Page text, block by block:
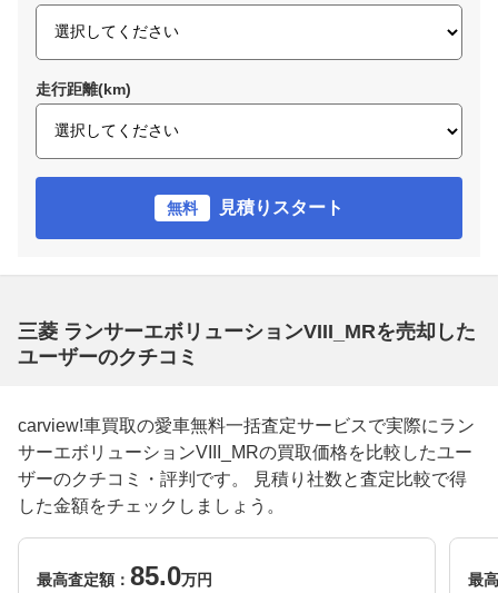
走行距離(km)
無料 見積りスタート
三菱 ランサーエボリューションVIII_MRを売却した
ユーザーのクチコミ
carview!車買取の愛車無料一括査定サービスで実際にラン
サーエボリューションVIII_MRの買取価格を比較したユー
ザーのクチコミ・評判です。 見積り社数と査定比較で得
した金額をチェックしましょう。
最高査定額： 85.0万円 最